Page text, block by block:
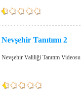
Nevşehir Tanıtımı 2
Nevşehir Valiliği Tanıtım Videosu